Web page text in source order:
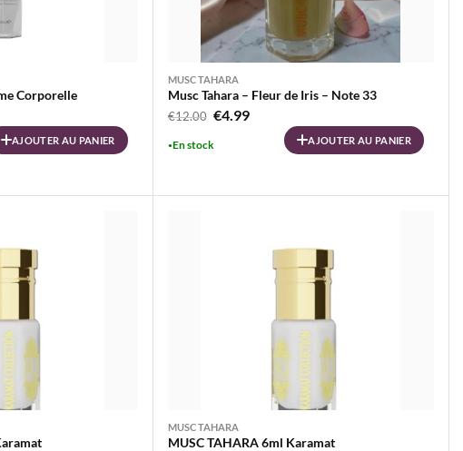
Corporelle
AJOUTER AU PANIER
MUSC TAHARA
Musc Tahara – Fleur de Iris – Note 33
€12.00 Le
€4.99Le
En stock AJOUTER AU PANIER
MUSC TAHARA
MUSC TAHARA 6ml Karamat